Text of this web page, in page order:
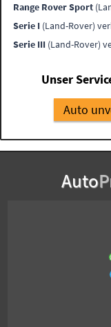
Range Rover Sport
Serie I (Land-Rover)
Serie III (Land-Rover)
Unser
Auto
Auto